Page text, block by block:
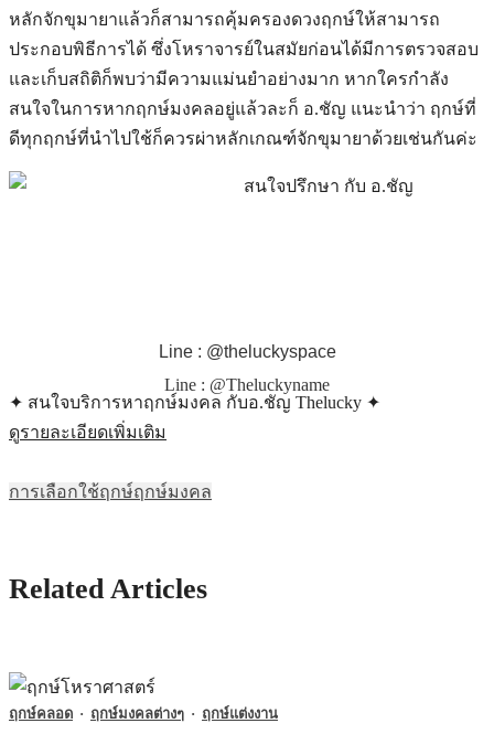
หลักจักขุมายาแล้วก็สามารถคุ้มครองดวงฤกษ์ให้สามารถ
ประกอบพิธีการได้ ซึ่งโหราจารย์ในสมัยก่อนได้มีการตรวจสอบ
และเก็บสถิติก็พบว่ามีความแม่นยำอย่างมาก หากใครกำลัง
สนใจในการหากฤกษ์มงคลอยู่แล้วละก็ อ.ชัญ แนะนำว่า ฤกษ์ที่
ดีทุกฤกษ์ที่นำไปใช้ก็ควรผ่าหลักเกณฑ์จักขุมายาด้วยเช่นกันค่ะ
Line : @theluckyspace
Line : @Theluckyname
✦ สนใจบริการหาฤกษ์มงคล กับอ.ชัญ Thelucky ✦
ดูรายละเอียดเพิ่มเติม
การเลือกใช้ฤกษ์ฤกษ์มงคล
Related Articles
ฤกษ์คลอด · ฤกษ์มงคลต่างๆ · ฤกษ์แต่งงาน